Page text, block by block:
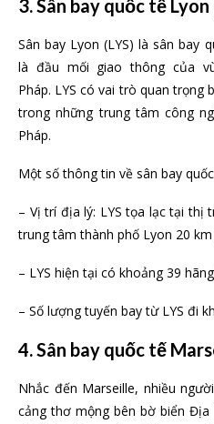
3. Sân bay quốc tế Lyon
Sân bay Lyon (LYS) là sân bay
là đầu mối giao thông của
Pháp. LYS có vai trò quan
trong những trung tâm công
Pháp.
Một số thông tin về sân bay
– Vị trí địa lý: LYS tọa lạc tại thị
trung tâm thành phố Lyon 20
– LYS hiện tại có khoảng 39
– Số lượng tuyến bay từ LYS đi
4. Sân bay quốc tế
Nhắc đến Marseille, nhiều
cảng thơ mộng bên bờ biển